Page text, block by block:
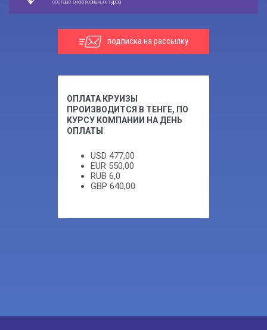
составе эксклюзивных туров
подписка на рассылку
ОПЛАТА КРУИЗЫ
ПРОИЗВОДИТСЯ В ТЕНГЕ, ПО
КУРСУ КОМПАНИИ НА ДЕНЬ
ОПЛАТЫ
USD 477,00
EUR 550,00
RUB 6,0
GBP 640,00